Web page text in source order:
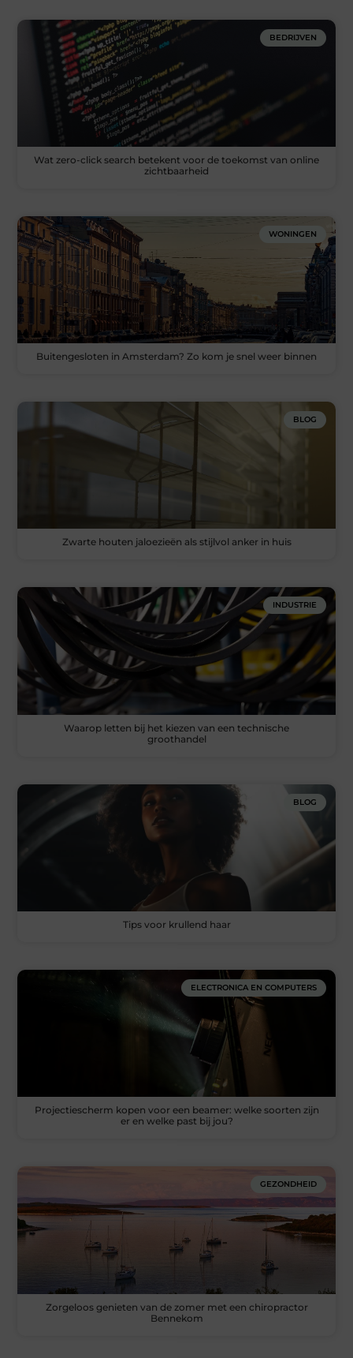
BEDRIJVEN
Wat zero-click search betekent voor de toekomst van online
zichtbaarheid
WONINGEN
Buitengesloten in Amsterdam? Zo kom je snel weer binnen
BLOG
Zwarte houten jaloezieën als stijlvol anker in huis
INDUSTRIE
Waarop letten bij het kiezen van een technische
groothandel
BLOG
Tips voor krullend haar
ELECTRONICA EN COMPUTERS
Projectiescherm kopen voor een beamer: welke soorten zijn
er en welke past bij jou?
GEZONDHEID
Zorgeloos genieten van de zomer met een chiropractor
Bennekom